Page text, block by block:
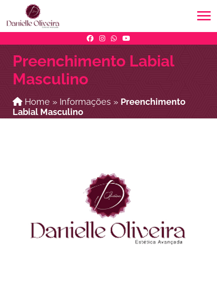
Preenchimento Labial
Masculino
Home » Informações » Preenchimento
Labial Masculino